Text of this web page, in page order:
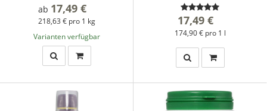
ab 17,49 €
218,63 € pro 1 kg
Varianten verfügbar
17,49 €
174,90 € pro 1 l